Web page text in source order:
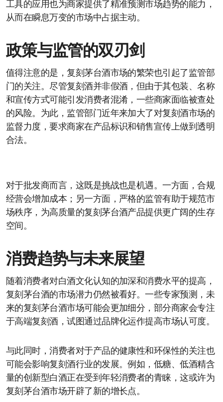
工具的应用也为商家提供了精准预测市场趋势的能力，
从而在瞬息万变的市场中占据主动。
政策与监管的双刃剑
值得注意的是，复刻茅台酒市场的繁荣也引起了监管部
门的关注。尽管复刻酒并非假酒，但由于其包装、名称
和宣传方式可能引发消费者混淆，一些商家面临被查处
的风险。为此，监管部门近年来加大了对复刻酒市场的
监督力度，要求商家在产品标识和销售宣传上做到透明
合法。
对于批发商而言，这既是挑战也是机遇。一方面，合规
经营会增加成本；另一方面，严格的监管有助于规范市
场秩序，为高质量的复刻茅台酒产品提供更广阔的生存
空间。
消费趋势与未来展望
随着消费者对白酒文化认知的加深和消费水平的提高，
复刻茅台酒的市场潜力仍然被看好。一些专家预测，未
来的复刻茅台酒市场可能会更加细分，部分商家会专注
于高端复刻酒，试图通过品牌化运作提高市场认可度。
与此同时，消费者对于产品的健康性和环保性的关注也
可能会影响复刻酒行业的发展。例如，低糖、低酒精含
量的创新型白酒正在受到年轻消费者的青睐，这或许为
复刻茅台酒市场开辟了新的增长点。